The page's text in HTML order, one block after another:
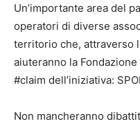
Un’importante area del
operatori di diverse
territorio che, attraverso
aiuteranno la
#claim dell’iniziativa:
Non mancheranno